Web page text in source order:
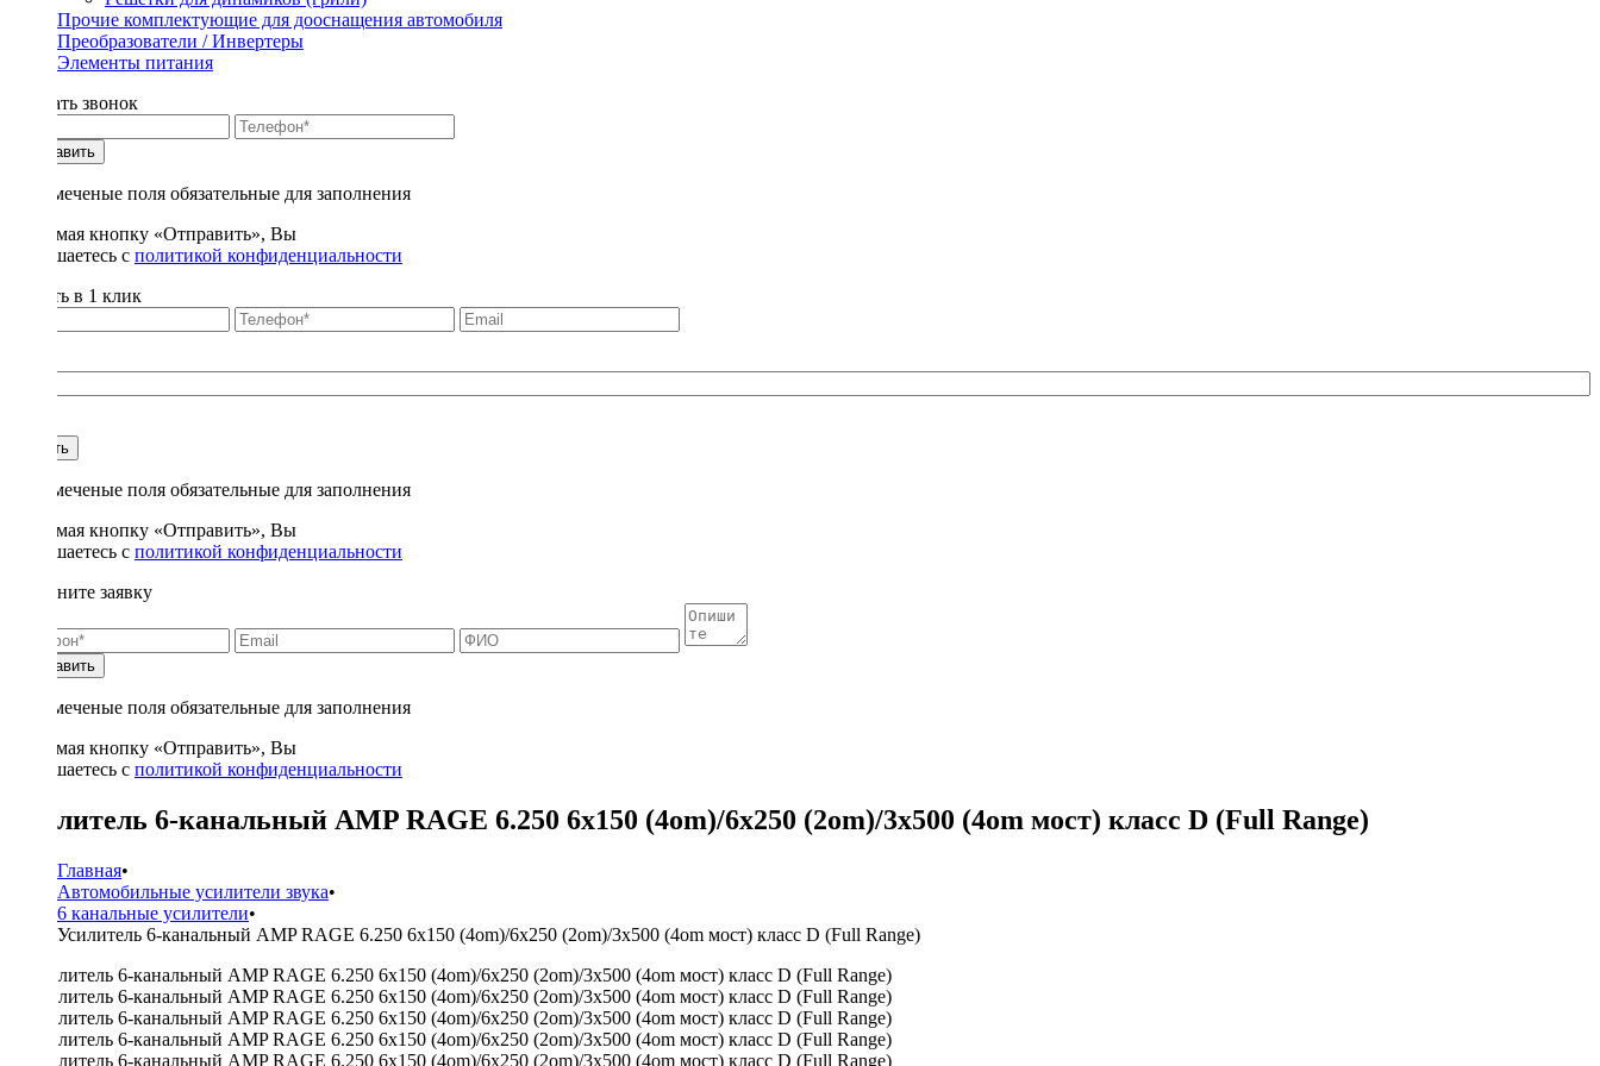
Прочие комплектующие для дооснащения автомобиля
Преобразователи / Инвертеры
Элементы питания
Заказать звонок
Отправить
* - отмеченые поля обязательные для заполнения
Нажимая кнопку «Отправить», Вы
соглашаетесь с политикой конфиденциальности
Купить в 1 клик
Купить
* - отмеченые поля обязательные для заполнения
Нажимая кнопку «Отправить», Вы
соглашаетесь с политикой конфиденциальности
Заполните заявку
Отправить
* - отмеченые поля обязательные для заполнения
Нажимая кнопку «Отправить», Вы
соглашаетесь с политикой конфиденциальности
Усилитель 6-канальный AMP RAGE 6.250 6x150 (4om)/6x250 (2om)/3x500 (4om мост) класс D (Full Range)
Главная•
Автомобильные усилители звука•
6 канальные усилители•
Усилитель 6-канальный AMP RAGE 6.250 6x150 (4om)/6x250 (2om)/3x500 (4om мост) класс D (Full Range)